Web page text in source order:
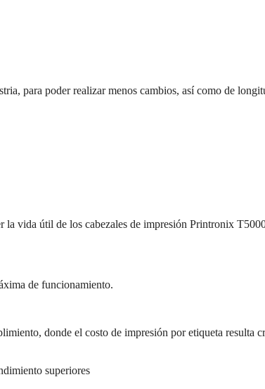
para poder realizar menos cambios, así como de
vida útil de los cabezales de impresión Printronix
de funcionamiento.
donde el costo de impresión por etiqueta resulta
superiores